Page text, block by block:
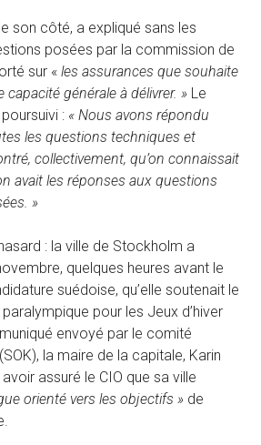
son côté, a expliqué sans les
posées par la commission de
sur « les assurances que souhaite
capacité générale à délivrer. » Le
: « Nous avons répondu
les questions techniques et
collectivement, qu’on connaissait
avait les réponses aux questions
»
: la ville de Stockholm a
quelques heures avant le
suédoise, qu’elle soutenait le
pour les Jeux d’hiver
envoyé par le comité
la maire de la capitale, Karin
assuré le CIO que sa ville
orienté vers les objectifs » de